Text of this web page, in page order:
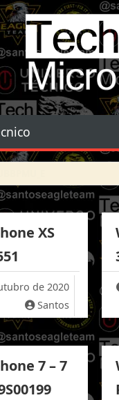
Tech Micro Data
XS
de 2020
Santos
7 – 7